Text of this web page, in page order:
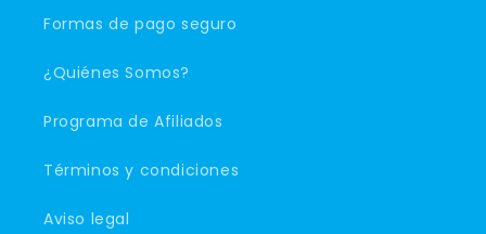
Formas de pago seguro
¿Quiénes Somos?
Programa de Afiliados
Términos y condiciones
Aviso legal